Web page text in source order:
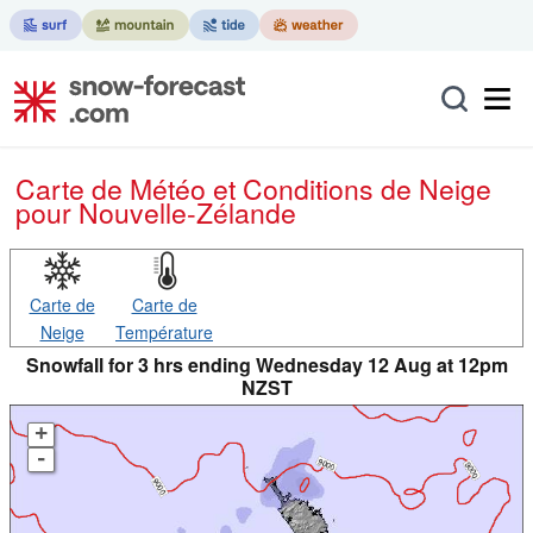
Carte de Météo et Conditions de Neige
pour Nouvelle-Zélande
Carte de
Neige
Carte de
Température
Snowfall for 3 hrs ending Wednesday 12 Aug at 12pm
NZST
+
-